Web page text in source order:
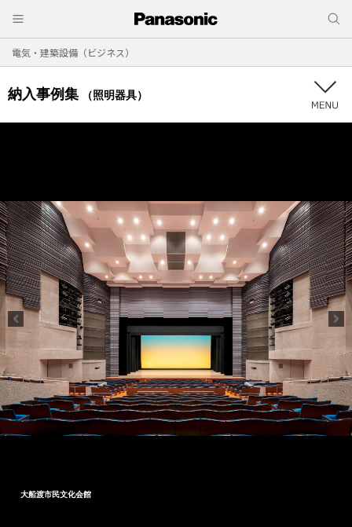
電気・建築設備（ビジネス）
納入事例集 （照明器具）
大船渡市民文化会館